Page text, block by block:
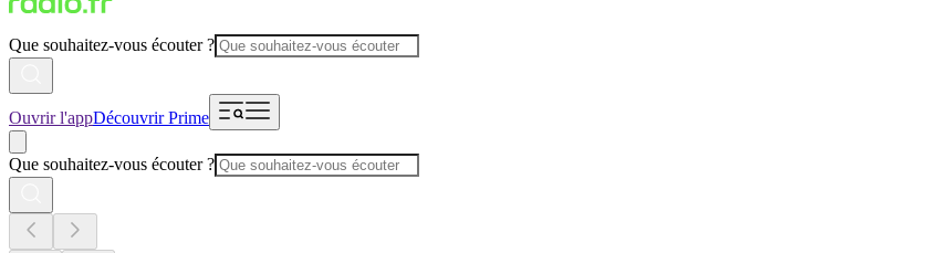
Que souhaitez-vous écouter ?
Ouvrir l'appDécouvrir Prime
Que souhaitez-vous écouter ?